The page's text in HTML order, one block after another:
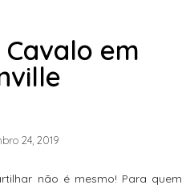
Cavalo em
24, 2019
não é mesmo! Para quem